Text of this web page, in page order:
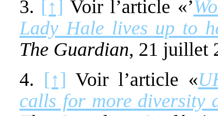
3. [↑] Voir l’article «’
Lady Hale lives up to
The Guardian, 21 juillet
4. [↑] Voir l’article «
calls for more diversity